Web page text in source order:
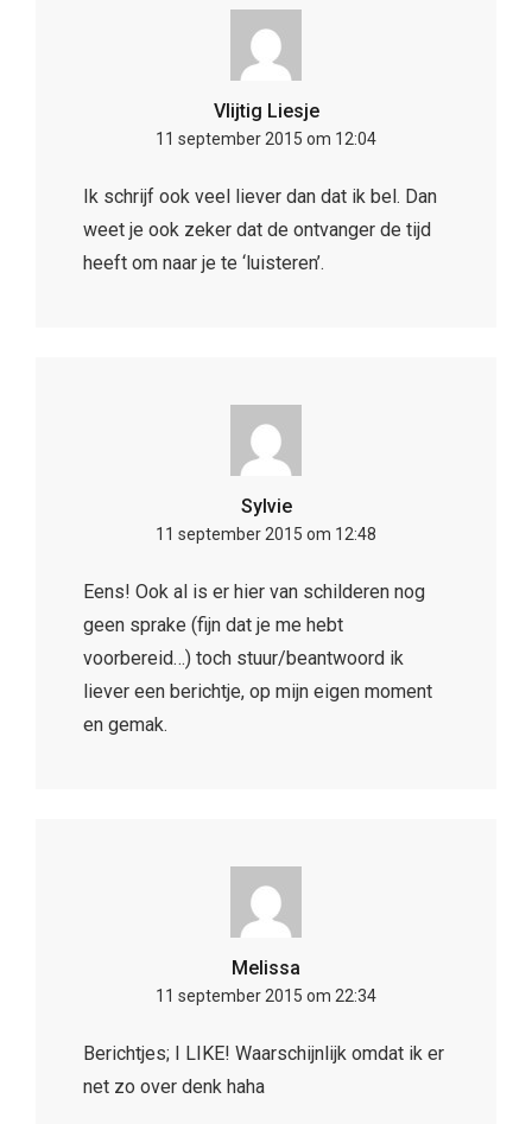
Vlijtig Liesje
11 september 2015 om 12:04
Ik schrijf ook veel liever dan dat ik bel. Dan
weet je ook zeker dat de ontvanger de tijd
heeft om naar je te ‘luisteren’.
Sylvie
11 september 2015 om 12:48
Eens! Ook al is er hier van schilderen nog
geen sprake (fijn dat je me hebt
voorbereid…) toch stuur/beantwoord ik
liever een berichtje, op mijn eigen moment
en gemak.
Melissa
11 september 2015 om 22:34
Berichtjes; I LIKE! Waarschijnlijk omdat ik er
net zo over denk haha